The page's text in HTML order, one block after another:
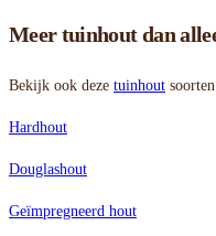
Meer tuinhout dan
Bekijk ook deze tuinhout
Hardhout
Douglashout
Geïmpregneerd hout